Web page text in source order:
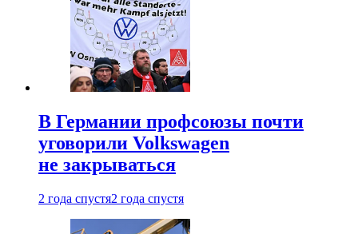
В Германии профсоюзы почти
уговорили Volkswagen
не закрываться
2 года спустя2 года спустя